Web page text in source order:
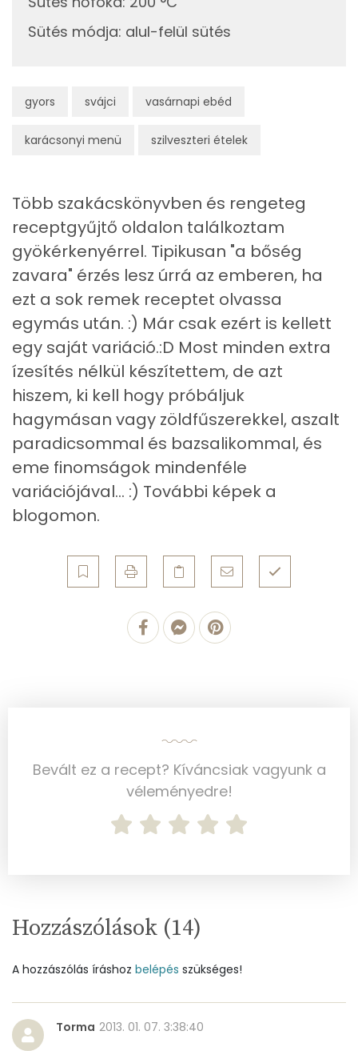
gyors svájci vasárnapi ebéd
karácsonyi menü szilveszteri ételek
Cink
Kálcium
Vas
223 mg
Nátrium
1365 mg
Réz
0 mg
Mangán
2 mg
Szénhidrát
Összesen
93.5 g
Cukor
2 mg
Élelmi rost
Összesen 119.7 g
B12 Vitamin:
0 micro
K vitamin:
Niacin - B3 vitamin:
Sütés módja: alul-felül sütés
Több szakácskönyvben és rengeteg
receptgyűjtő oldalon találkoztam
gyökérkenyérrel. Tipikusan "a bőség
zavara" érzés lesz úrrá az emberen, ha
ezt a sok remek receptet olvassa
egymás után. :) Már csak ezért is kellett
egy saját variáció.:D Most minden extra
ízesítés nélkül készítettem, de azt
hiszem, ki kell hogy próbáljuk
hagymásan vagy zöldfűszerekkel, aszalt
paradicsommal és bazsalikommal, és
eme finomságok mindenféle
variációjával... :) További képek a
blogomon.
Bevált ez a recept? Kíváncsiak vagyunk a
véleményedre!
Hozzászólások (14)
A hozzászólás íráshoz belépés szükséges!
Torma 2013. 01. 07. 3:38:40